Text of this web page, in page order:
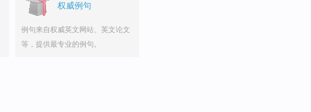
权威例句
例句来自权威英文网站、英文论文
等，提供最专业的例句。